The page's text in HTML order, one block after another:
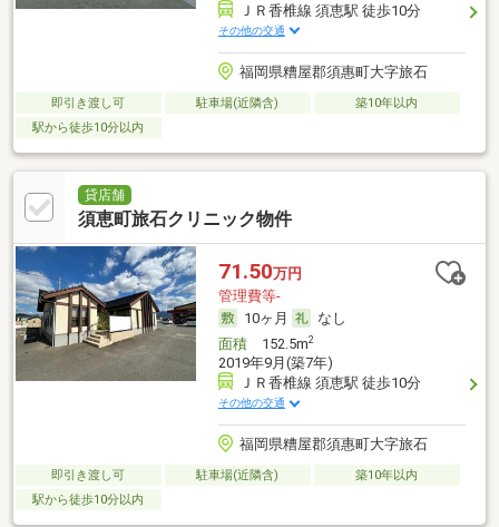
ＪＲ香椎線 須恵駅 徒歩10分
その他の交通
福岡県糟屋郡須惠町大字旅石
即引き渡し可 駐車場(近隣含)
築10年以内
駅から徒歩10分以内
貸店舗
須恵町旅石クリニック物件
71.50万円
管理費等-
10ヶ月
なし
面積152.5m2
2019年9月(築7年)
ＪＲ香椎線 須恵駅 徒歩10分
その他の交通
福岡県糟屋郡須惠町大字旅石
即引き渡し可 駐車場(近隣含)
築10年以内
駅から徒歩10分以内